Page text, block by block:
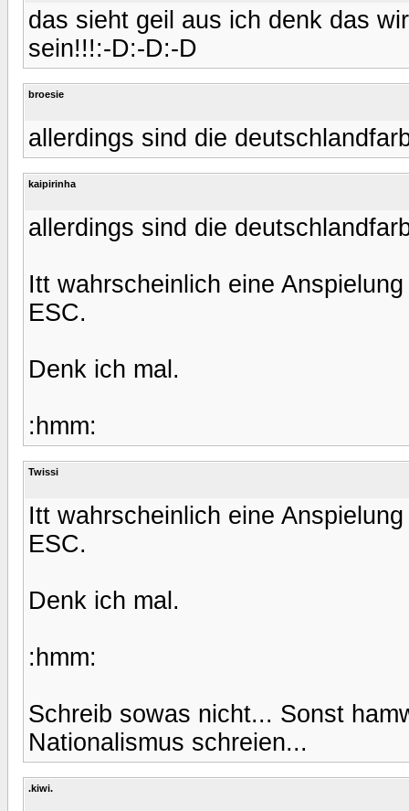
das sieht geil aus ich denk das
sein!!!:-D:-D:-D
broesie
allerdings sind die
kaipirinha
allerdings sind die
Itt wahrscheinlich eine
ESC.
Denk ich mal.
:hmm:
Twissi
Itt wahrscheinlich eine
ESC.
Denk ich mal.
:hmm:
Schreib sowas nicht... Sonst
Nationalismus schreien...
.kiwi.